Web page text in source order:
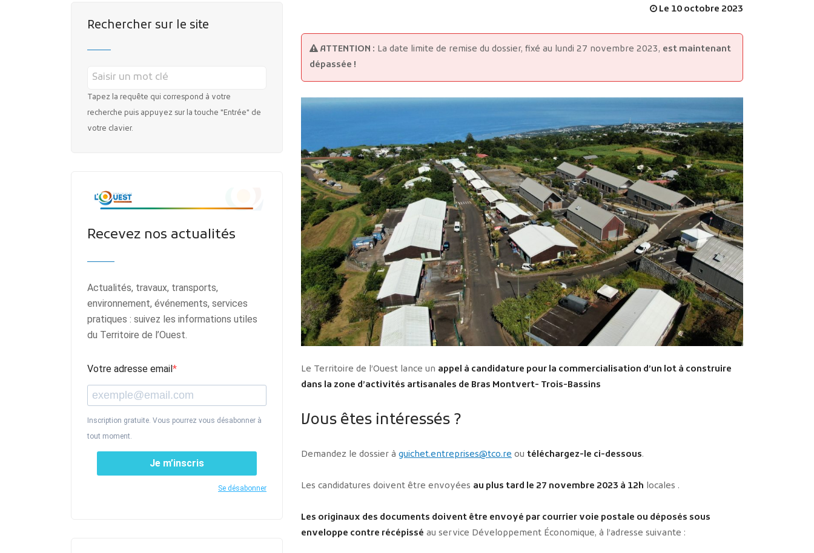
MES DÉMARCHES
Publicité des actes
Marchés publics
Projets financés par l'Europe
Plans d'accès
Rechercher sur le site
Tapez la requête qui correspond à votre
recherche puis appuyez sur la touche "Entrée" de
votre clavier.
Recevez nos actualités
Actualités, travaux, transports,
environnement, événements, services
pratiques : suivez les informations utiles
du Territoire de l’Ouest.
Votre adresse email
Inscription gratuite. Vous pourrez vous désabonner à
tout moment.
Je m’inscris
Se désabonner
Le 10 octobre 2023
ATTENTION : La date limite de remise du dossier, fixé au lundi 27 novembre 2023, est maintenant
dépassée !
Le Territoire de l’Ouest lance un appel à candidature pour la commercialisation d’un lot à construire
dans la zone d’activités artisanales de Bras Montvert- Trois-Bassins
Vous êtes intéressés ?
Demandez le dossier à guichet.entreprises@tco.re ou téléchargez-le ci-dessous.
Les candidatures doivent être envoyées au plus tard le 27 novembre 2023 à 12h locales .
Les originaux des documents doivent être envoyé par courrier voie postale ou déposés sous
enveloppe contre récépissé au service Développement Économique, à l’adresse suivante :